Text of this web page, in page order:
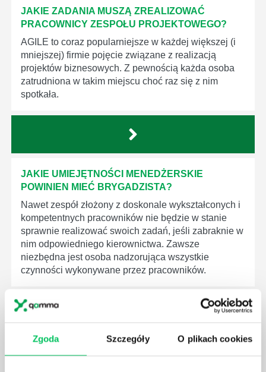
Zgoda Szczegóły O plikach cookies
JAKIE ZADANIA MUSZĄ ZREALIZOWAĆ
PRACOWNICY ZESPOŁU PROJEKTOWEGO?
AGILE to coraz popularniejsze w każdej większej (i
mniejszej) firmie pojęcie związane z realizacją
projektów biznesowych. Z pewnością każda osoba
zatrudniona w takim miejscu choć raz się z nim
spotkała.
JAKIE UMIEJĘTNOŚCI MENEDŻERSKIE
POWINIEN MIEĆ BRYGADZISTA?
Nawet zespół złożony z doskonale wykształconych i
kompetentnych pracowników nie będzie w stanie
sprawnie realizować swoich zadań, jeśli zabraknie w
nim odpowiedniego kierownictwa. Zawsze
niezbędna jest osoba nadzorująca wszystkie
czynności wykonywane przez pracowników.